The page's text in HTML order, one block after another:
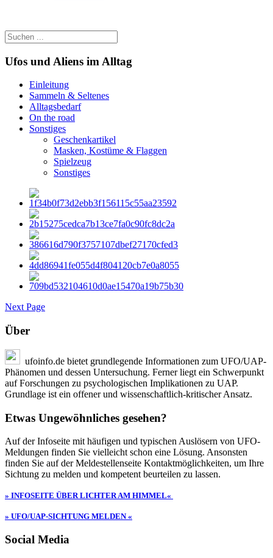
Ufos und Aliens im Alltag
Einleitung
Sammeln & Seltenes
Alltagsbedarf
On the road
Sonstiges
Geschenkartikel
Masken, Kostüme & Flaggen
Spielzeug
Sonstiges
Next Page
Über
ufoinfo.de bietet grundlegende Informationen zum UFO/UAP-
Phänomen und dessen Untersuchung. Ferner liegt ein Schwerpunkt
auf Forschungen zu psychologischen Implikationen zu UAP.
Grundlage ist ein offener und wissenschaftlich-kritischer Ansatz.
Etwas Ungewöhnliches gesehen?
Auf der Infoseite mit häufigen und typischen Auslösern von UFO-
Meldungen finden Sie vielleicht schon eine Lösung. Ansonsten
finden Sie auf der Meldestellenseite Kontaktmöglichkeiten, um Ihre
Sichtung zu melden und kompetent beurteilen zu lassen.
» INFOSEITE ÜBER LICHTER AM HIMMEL«
» UFO/UAP-SICHTUNG MELDEN «
Social Media